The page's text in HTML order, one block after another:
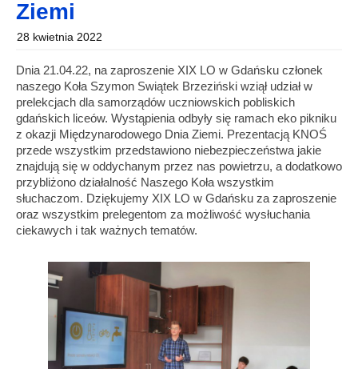
Ziemi
28 kwietnia 2022
Dnia 21.04.22, na zaproszenie XIX LO w Gdańsku członek
naszego Koła Szymon Swiątek Brzeziński wziął udział w
prelekcjach dla samorządów uczniowskich pobliskich
gdańskich liceów. Wystąpienia odbyły się ramach eko pikniku
z okazji Międzynarodowego Dnia Ziemi. Prezentacją KNOŚ
przede wszystkim przedstawiono niebezpieczeństwa jakie
znajdują się w oddychanym przez nas powietrzu, a dodatkowo
przybliżono działalność Naszego Koła wszystkim
słuchaczom. Dziękujemy XIX LO w Gdańsku za zaproszenie
oraz wszystkim prelegentom za możliwość wysłuchania
ciekawych i tak ważnych tematów.